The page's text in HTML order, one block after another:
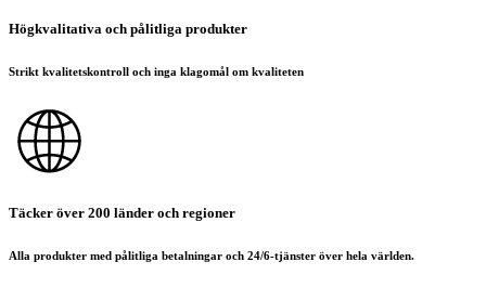
Högkvalitativa och pålitliga produkter
Strikt kvalitetskontroll och inga klagomål om kvaliteten
Täcker över 200 länder och regioner
Alla produkter med pålitliga betalningar och 24/6-tjänster över hela världen.